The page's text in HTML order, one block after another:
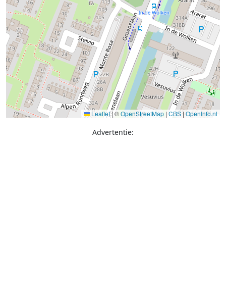
Leaflet|©OpenStreetMap | CBS | OpenInfo.nl
Advertentie: